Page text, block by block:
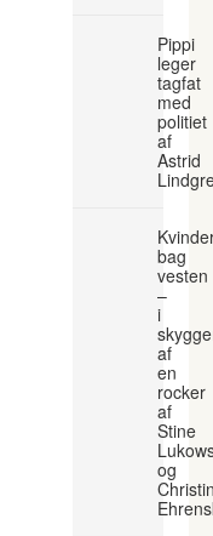
Pippi
leger
tagfat
med
politiet
af
Astrid
bag
vesten
–
i
af
en
rocker
af
Stine
og